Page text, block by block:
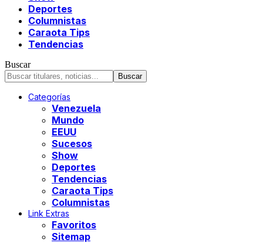
Deportes
Columnistas
Caraota Tips
Tendencias
Buscar
Categorías
Venezuela
Mundo
EEUU
Sucesos
Show
Deportes
Tendencias
Caraota Tips
Columnistas
Link Extras
Favoritos
Sitemap